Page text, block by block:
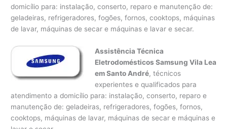
domicílio para: instalação, conserto, reparo e manutenção de:
geladeiras, refrigeradores, fogões, fornos, cooktops, máquinas
de lavar, máquinas de secar e máquinas e lavar e secar.
Assistência Técnica
Eletrodomésticos Samsung Vila Lea
em Santo André, técnicos
experientes e qualificados para
atendimento a domicílio para: instalação, conserto, reparo e
manutenção de: geladeiras, refrigeradores, fogões, fornos,
cooktops, máquinas de lavar, máquinas de secar e máquinas e